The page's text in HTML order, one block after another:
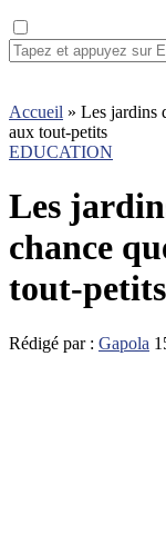
Accueil » Les jardins
aux tout-petits
EDUCATION
Les
chance
tout-petits
Rédigé par : Gapola